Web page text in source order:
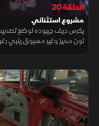
الحلقة 20
مشروع استثنائي
يكرس ديف جهوده لوضع تصميم
لون مميز وغير مسبوق يلبي